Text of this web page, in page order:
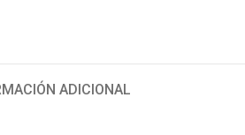
ADICIONAL